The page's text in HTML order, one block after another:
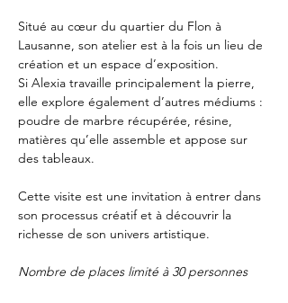
Situé au cœur du quartier du Flon à
Lausanne, son atelier est à la fois un lieu de
création et un espace d’exposition.
Si Alexia travaille principalement la pierre,
elle explore également d’autres médiums :
poudre de marbre récupérée, résine,
matières qu’elle assemble et appose sur
des tableaux.
Cette visite est une invitation à entrer dans
son processus créatif et à découvrir la
richesse de son univers artistique.
Nombre de places limité à 30 personnes